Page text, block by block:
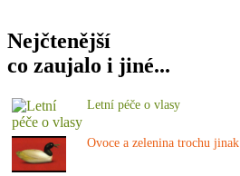
Nejčtenější
co zaujalo i jiné...
Letní péče o vlasy
Ovoce a zelenina trochu jinak